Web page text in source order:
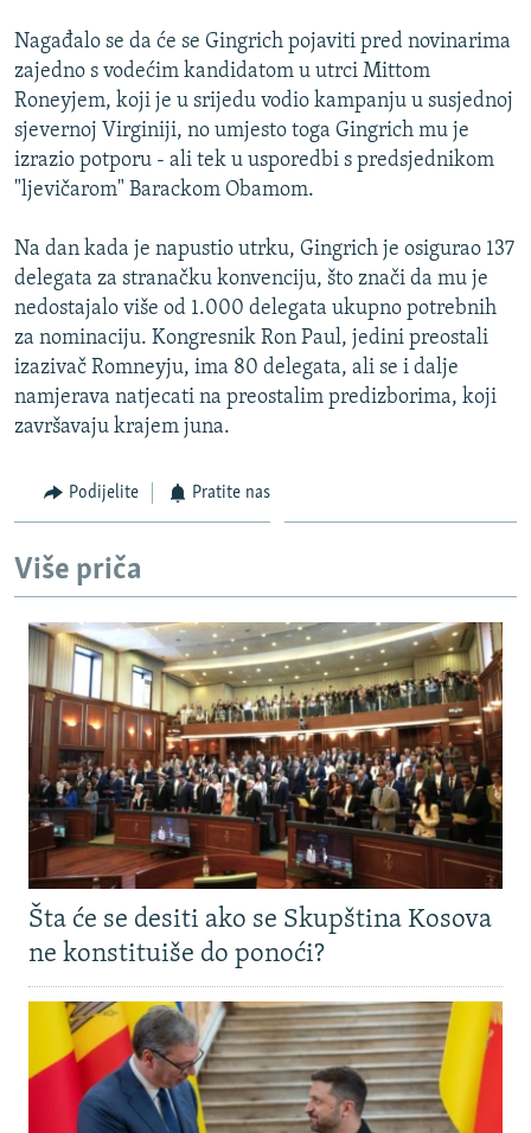
Nagađalo se da će se Gingrich pojaviti pred novinarima
zajedno s vodećim kandidatom u utrci Mittom
Roneyjem, koji je u srijedu vodio kampanju u susjednoj
sjevernoj Virginiji, no umjesto toga Gingrich mu je
izrazio potporu - ali tek u usporedbi s predsjednikom
"ljevičarom" Barackom Obamom.
Na dan kada je napustio utrku, Gingrich je osigurao 137
delegata za stranačku konvenciju, što znači da mu je
nedostajalo više od 1.000 delegata ukupno potrebnih
za nominaciju. Kongresnik Ron Paul, jedini preostali
izazivač Romneyju, ima 80 delegata, ali se i dalje
namjerava natjecati na preostalim predizborima, koji
završavaju krajem juna.
Podijelite Pratite nas
Više priča
Šta će se desiti ako se Skupština Kosova
ne konstituiše do ponoći?